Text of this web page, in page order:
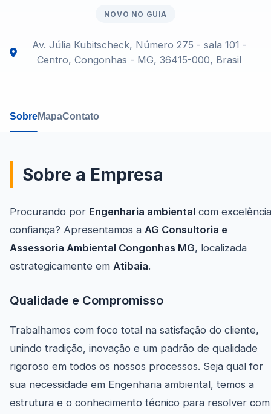
NOVO NO GUIA
Av. Júlia Kubitscheck, Número 275 - sala 101 -
Centro, Congonhas - MG, 36415-000, Brasil
SobreMapaContato
Sobre a Empresa
Procurando por Engenharia ambiental com
confiança? Apresentamos a AG Consultoria e
Assessoria Ambiental Congonhas MG, localizada
estrategicamente em Atibaia.
Qualidade e Compromisso
Trabalhamos com foco total na satisfação do cliente,
unindo tradição, inovação e um padrão de qualidade
rigoroso em todos os nossos processos. Seja qual for
sua necessidade em Engenharia ambiental, temos a
estrutura e o conhecimento técnico para resolver com